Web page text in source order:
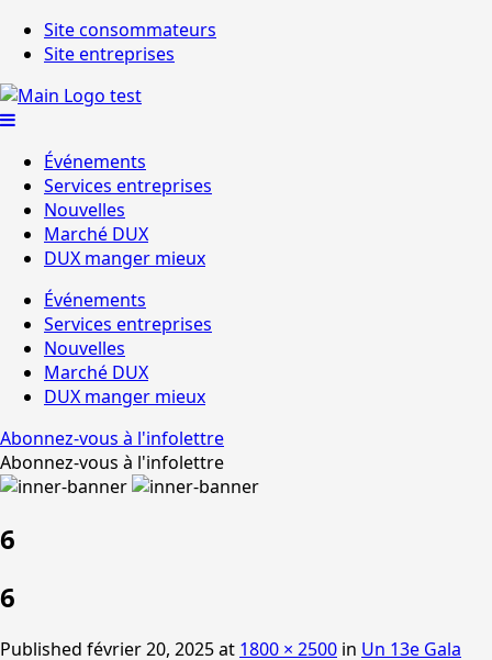
Site consommateurs
Site entreprises
Événements
Services entreprises
Nouvelles
Marché DUX
DUX manger mieux
Événements
Services entreprises
Nouvelles
Marché DUX
DUX manger mieux
Abonnez-vous à l'infolettre
Abonnez-vous à l'infolettre
6
6
Published février 20, 2025at 1800 × 2500 in Un 13e Gala